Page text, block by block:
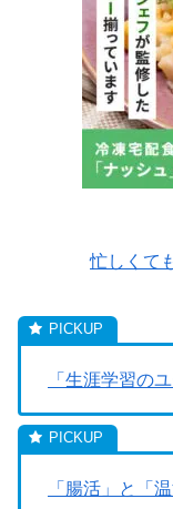
忙しくて
「生涯学習の
「腸活」と「